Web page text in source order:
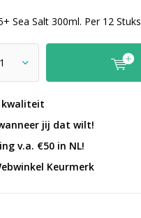
Sea Salt 300ml. Per 12 Stuks
kwaliteit
jij dat wilt!
v.a. €50 in NL!
Keurmerk